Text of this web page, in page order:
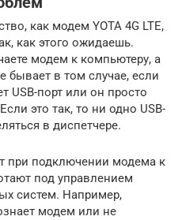
как модем YOTA 4G LTE,
как этого ожидаешь.
модем к компьютеру, а
бывает в том случае, если
USB-порт или он просто
это так, то ни одно USB-
в диспетчере.
при подключении модема к
под управлением
систем. Например,
модем или не